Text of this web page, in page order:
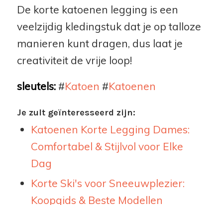
De korte katoenen legging is een
veelzijdig kledingstuk dat je op talloze
manieren kunt dragen, dus laat je
creativiteit de vrije loop!
sleutels:#Katoen #Katoenen
Je zult geïnteresseerd zijn:
Katoenen Korte Legging Dames:
Comfortabel & Stijlvol voor Elke
Dag
Korte Ski's voor Sneeuwplezier:
Koopgids & Beste Modellen